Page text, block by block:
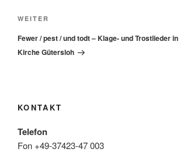
Nächster
Beitrag
WEITER
Fewer / pest / und todt – Klage- und Trostlieder
Kirche Gütersloh
KONTAKT
Telefon
Fon +49-37423-47 003